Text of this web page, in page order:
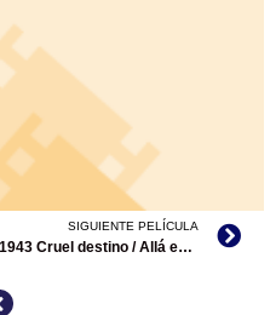
SIGUIENTE PELÍCULA
1943 Cruel destino / Allá en la frontera